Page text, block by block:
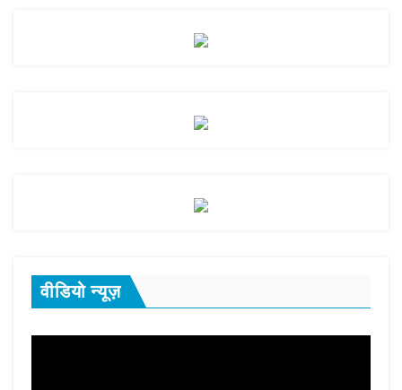
वीडियो न्यूज़